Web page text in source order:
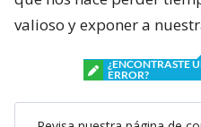
valioso y exponer a
¿ENCONTRASTE
ERROR?